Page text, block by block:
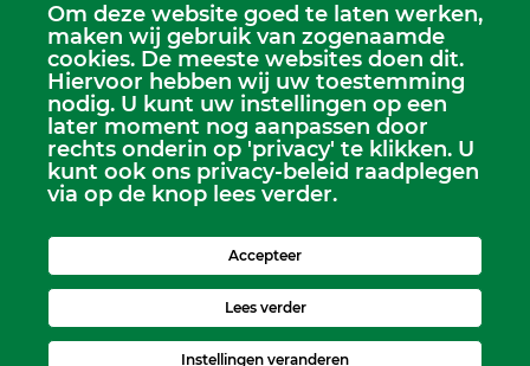
Scriba
Dhr. Leen Kruithof
scriba@kerkheerjansdam.nl
Om deze website goed te laten werken,
maken wij gebruik van zogenaamde
cookies. De meeste websites doen dit.
Hiervoor hebben wij uw toestemming
nodig. U kunt uw instellingen op een
later moment nog aanpassen door
rechts onderin op 'privacy' te klikken. U
kunt ook ons privacy-beleid raadplegen
via op de knop lees verder.
Accepteer
Lees verder
Instellingen veranderen